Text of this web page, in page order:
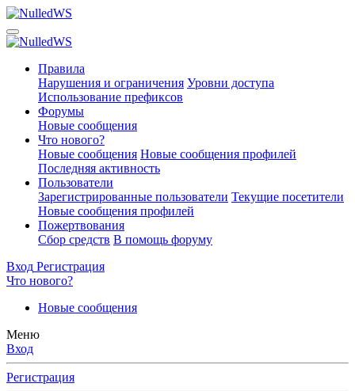
Правила
Нарушения и ограничения Уровни доступа
Использование префиксов
Форумы
Новые сообщения
Что нового?
Новые сообщения Новые сообщения профилей
Последняя активность
Пользователи
Зарегистрированные пользователи Текущие посетители
Новые сообщения профилей
Пожертвования
Сбор средств В помощь форуму
Вход Регистрация
Что нового?
Новые сообщения
Меню
Вход
Регистрация